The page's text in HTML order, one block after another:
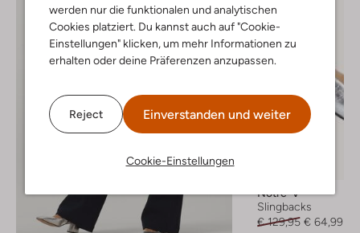
werden nur die funktionalen und analytischen
Cookies platziert. Du kannst auch auf "Cookie-
Einstellungen" klicken, um mehr Informationen zu
erhalten oder deine Präferenzen anzupassen.
Reject Einverstanden und weiter
Cookie-Einstellungen
Notre-V
Slingbacks
€ 129,95 € 64,99